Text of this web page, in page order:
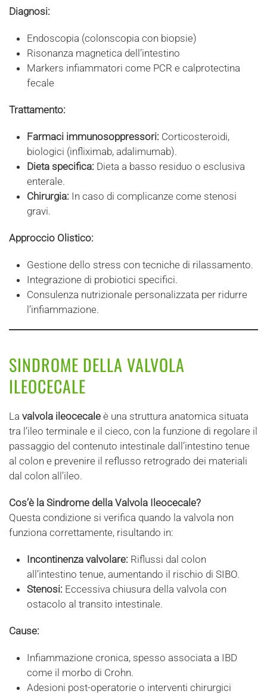
Diagnosi:
Endoscopia (colonscopia con biopsie)
Risonanza magnetica dell’intestino
Markers infiammatori come PCR e calprotectina
fecale
Trattamento:
Farmaci immunosoppressori: Corticosteroidi,
biologici (infliximab, adalimumab).
Dieta specifica: Dieta a basso residuo o esclusiva
enterale.
Chirurgia: In caso di complicanze come stenosi
gravi.
Approccio Olistico:
Gestione dello stress con tecniche di rilassamento.
Integrazione di probiotici specifici.
Consulenza nutrizionale personalizzata per ridurre
l’infiammazione.
SINDROME DELLA VALVOLA
ILEOCECALE
La valvola ileocecale è una struttura anatomica situata
tra l’ileo terminale e il cieco, con la funzione di regolare il
passaggio del contenuto intestinale dall’intestino tenue
al colon e prevenire il reflusso retrogrado dei materiali
dal colon all’ileo.
Cos’è la Sindrome della Valvola Ileocecale?
Questa condizione si verifica quando la valvola non
funziona correttamente, risultando in:
Incontinenza valvolare: Riflussi dal colon
all’intestino tenue, aumentando il rischio di SIBO.
Stenosi: Eccessiva chiusura della valvola con
ostacolo al transito intestinale.
Cause:
Infiammazione cronica, spesso associata a IBD
come il morbo di Crohn.
Adesioni post-operatorie o interventi chirurgici